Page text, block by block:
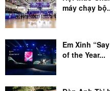
máy chạy
Em Xinh
of the Year...